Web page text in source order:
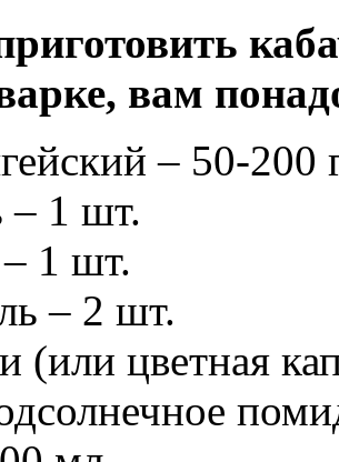
вам
– 50-200
– 1 шт.
1 шт.
– 2 шт.
(или цветная